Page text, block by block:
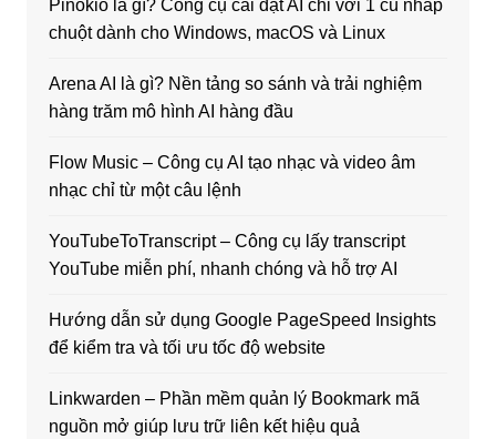
Pinokio là gì? Công cụ cài đặt AI chỉ với 1 cú nhấp
chuột dành cho Windows, macOS và Linux
Arena AI là gì? Nền tảng so sánh và trải nghiệm
hàng trăm mô hình AI hàng đầu
Flow Music – Công cụ AI tạo nhạc và video âm
nhạc chỉ từ một câu lệnh
YouTubeToTranscript – Công cụ lấy transcript
YouTube miễn phí, nhanh chóng và hỗ trợ AI
Hướng dẫn sử dụng Google PageSpeed Insights
để kiểm tra và tối ưu tốc độ website
Linkwarden – Phần mềm quản lý Bookmark mã
nguồn mở giúp lưu trữ liên kết hiệu quả